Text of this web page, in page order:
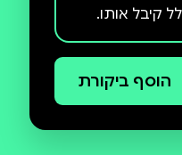
קיבל אותו.
ואז אמר לו
— צא ולמד!
המעצבת
הוסף ביקורת